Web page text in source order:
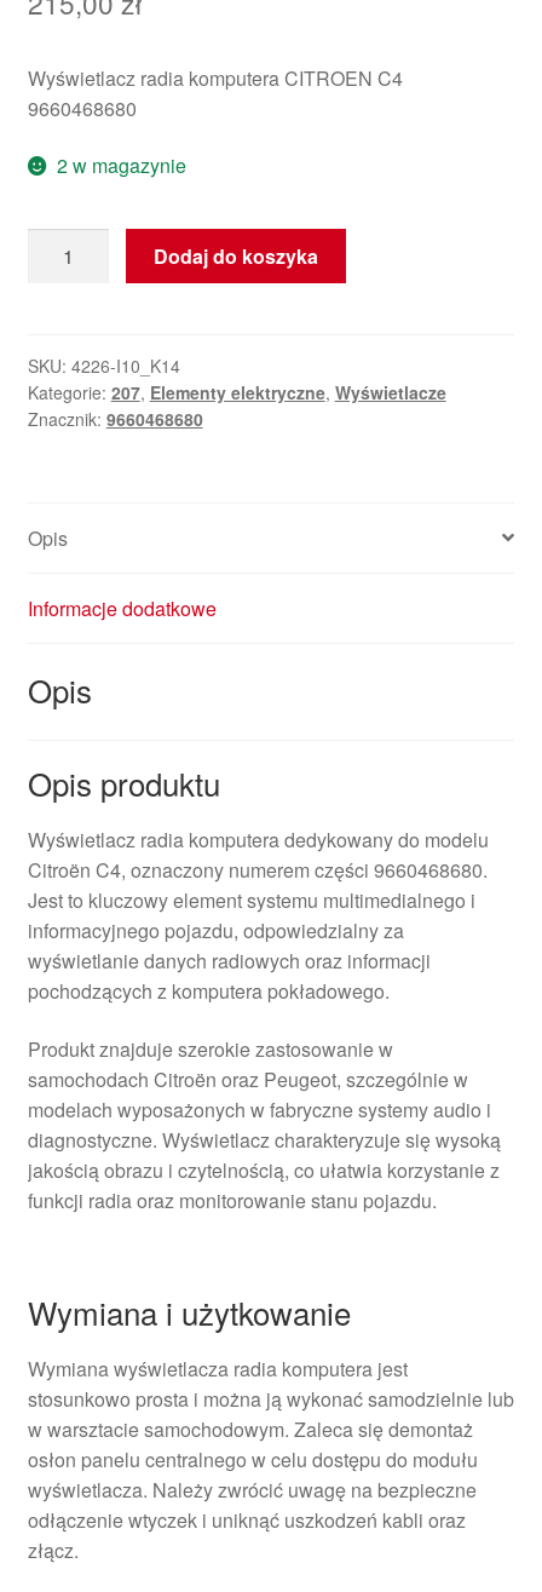
Wyświetlacz radia komputera CITROEN C4
9660468680
2 w magazynie
Wyświetlacz
Citroën
C4
9660468680
Dodaj do koszyka
SKU: 4226-I10_K14
Kategorie: 207, Elementy elektryczne, Wyświetlacze
Znacznik: 9660468680
Opis
Informacje dodatkowe
Opis
Opis produktu
Wyświetlacz radia komputera dedykowany do modelu
Citroën C4, oznaczony numerem części 9660468680.
Jest to kluczowy element systemu multimedialnego i
informacyjnego pojazdu, odpowiedzialny za
wyświetlanie danych radiowych oraz informacji
pochodzących z komputera pokładowego.
Produkt znajduje szerokie zastosowanie w
samochodach Citroën oraz Peugeot, szczególnie w
modelach wyposażonych w fabryczne systemy audio i
diagnostyczne. Wyświetlacz charakteryzuje się wysoką
jakością obrazu i czytelnością, co ułatwia korzystanie z
funkcji radia oraz monitorowanie stanu pojazdu.
Wymiana i użytkowanie
Wymiana wyświetlacza radia komputera jest
stosunkowo prosta i można ją wykonać samodzielnie lub
w warsztacie samochodowym. Zaleca się demontaż
osłon panelu centralnego w celu dostępu do modułu
wyświetlacza. Należy zwrócić uwagę na bezpieczne
odłączenie wtyczek i uniknąć uszkodzeń kabli oraz
złącz.